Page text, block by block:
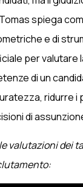
spiega
e di
per valutare
di un
ridurre i
di
valutazioni dei